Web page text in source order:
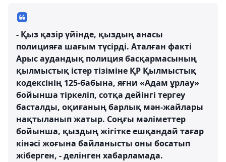
- Қыз қазір үйінде, қыздың анасы
полицияға шағым түсірді. Аталған факті
Арыс аудандық полиция басқармасының
қылмыстық істер тізіміне ҚР Қылмыстық
кодексінің 125-бабына, яғни «Адам ұрлау»
бойынша тіркеліп, сотқа дейінгі тергеу
басталды, оқиғаның барлық мән-жайлары
нақтыланып жатыр. Соңғы мәліметтер
бойынша, қыздың жігітке ешқандай тағар
кінәсі жоғына байланысты оны босатып
жіберген, - делінген хабарламада.